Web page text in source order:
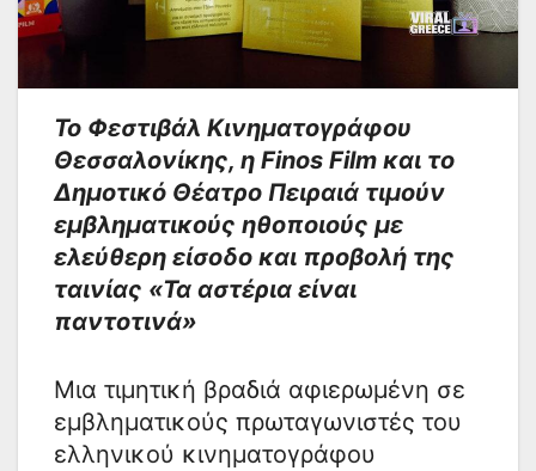
Το Φεστιβάλ Κινηματογράφου
Θεσσαλονίκης, η Finos Film και το
Δημοτικό Θέατρο Πειραιά τιμούν
εμβληματικούς ηθοποιούς με
ελεύθερη είσοδο και προβολή της
ταινίας «Τα αστέρια είναι
παντοτινά»
Μια τιμητική βραδιά αφιερωμένη σε
εμβληματικούς πρωταγωνιστές του
ελληνικού κινηματογράφου